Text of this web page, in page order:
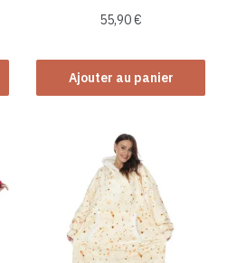
55,90€
Ajouter au panier